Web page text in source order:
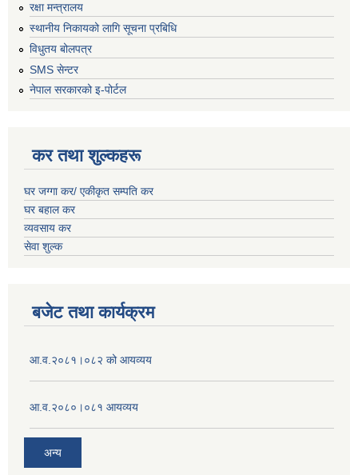
रक्षा मन्त्रालय
स्थानीय निकायको लागि सूचना प्रबिधि
विधुतय बोलपत्र
SMS सेन्टर
नेपाल सरकारको इ-पोर्टल
कर तथा शुल्कहरू
घर जग्गा कर/ एकीकृत सम्पति कर
घर बहाल कर
व्यवसाय कर
सेवा शुल्क
बजेट तथा कार्यक्रम
आ.व.२०८१।०८२ को आयव्यय
आ.व.२०८०।०८१ आयव्यय
अन्य